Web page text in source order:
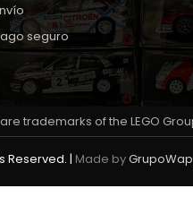
seguro
are trademarks of the LEGO
Reserved. | Made by